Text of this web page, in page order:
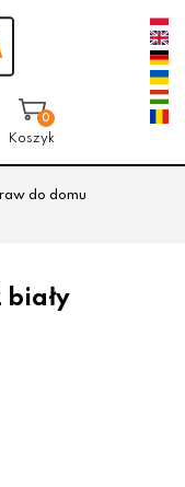
0
Koszyk
do domu
biały